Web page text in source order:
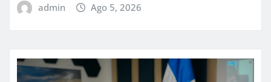
admin Ago 5, 2026